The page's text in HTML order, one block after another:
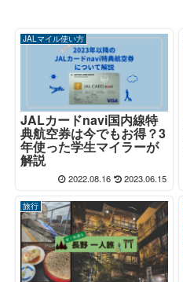
JALマイル使い方
JALカードnavi国内線特
典航空券は今でもお得？3
年使った学生マイラーが
解説
2022.08.16 2023.06.15
旅行